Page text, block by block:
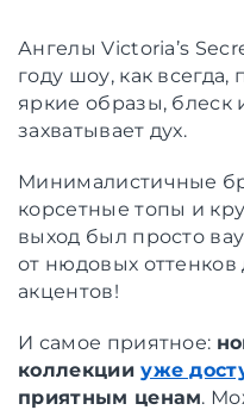
Ангелы Victoria’s
году шоу, как
яркие образы, блеск
захватывает дух.
Минималистичные
корсетные топы и
выход был просто
от нюдовых
акцентов!
И самое приятное:
коллекцииуже
приятным ценам.